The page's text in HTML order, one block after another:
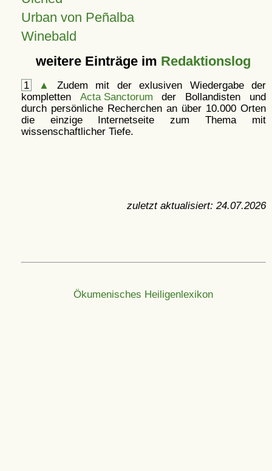
Urban von Peñalba
Winebald
weitere Einträge im Redaktionslog
1 ▲
Zudem mit der exlusiven Wiedergabe der
kompletten Acta Sanctorum der Bollandisten und
durch persönliche Recherchen an über 10.000 Orten
die einzige Internetseite zum Thema mit
wissenschaftlicher Tiefe.
zuletzt aktualisiert: 24.07.2026
Ökumenisches Heiligenlexikon